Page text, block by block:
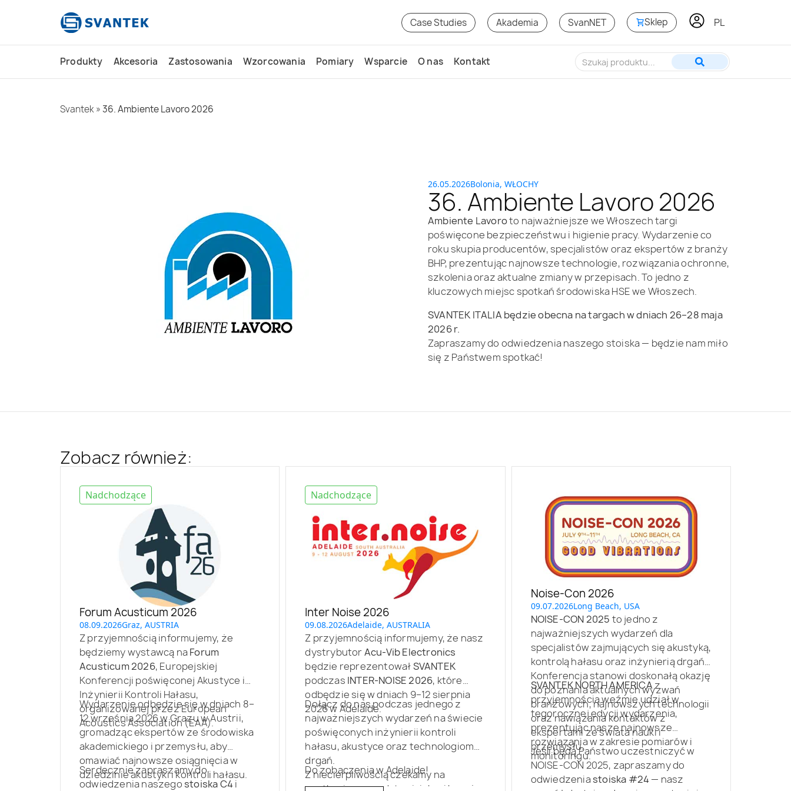
Case Studies Akademia SvanNET Sklep PL
EN
Produkty Akcesoria Zastosowania Wzorcowania Pomiary Wsparcie O nas Kontakt
Svantek»36. Ambiente Lavoro 2026
26.05.2026Bolonia, WŁOCHY
36. Ambiente Lavoro 2026
Ambiente Lavoroto najważniejsze we Włoszech targi
poświęcone bezpieczeństwu i higienie pracy. Wydarzenie co
roku skupia producentów, specjalistów oraz ekspertów z branży
BHP, prezentując najnowsze technologie, rozwiązania ochronne,
szkolenia oraz aktualne zmiany w przepisach. To jedno z
kluczowych miejsc spotkań środowiska HSE we Włoszech.
SVANTEK ITALIA będzie obecna na targach w dniach 26–28 maja
2026 r.
Zapraszamy do odwiedzenia naszego stoiska — będzie nam miło
się z Państwem spotkać!
Zobacz również:
Nadchodzące
Forum Acusticum 2026
08.09.2026Graz, AUSTRIA
Z przyjemnością informujemy, że
będziemy wystawcą naForum
Acusticum 2026, Europejskiej
Konferencji poświęconej Akustyce i
Inżynierii Kontroli Hałasu,
organizowanej przez European
Acoustics Association (EAA).
Wydarzenie odbędzie się w dniach 8–
12 września 2026 w Grazu w Austrii,
gromadząc ekspertów ze środowiska
akademickiego i przemysłu, aby
omawiać najnowsze osiągnięcia w
dziedzinie akustyki i kontroli hałasu.
Serdecznie zapraszamy do
odwiedzenia naszegostoiska C4 i
Nadchodzące
Inter Noise 2026
09.08.2026Adelaide, AUSTRALIA
Z przyjemnością informujemy, że nasz
dystrybutorAcu-Vib Electronics
będzie reprezentowałSVANTEK
podczas INTER-NOISE 2026, które
odbędzie się w dniach 9–12 sierpnia
2026 w Adelaide.
Dołącz do nas podczas jednego z
najważniejszych wydarzeń na świecie
poświęconych inżynierii kontroli
hałasu, akustyce oraz technologiom
drgań.
Z niecierpliwością czekamy na
Do zobaczenia w Adelaide!
Noise-Con 2026
09.07.2026Long Beach, USA
NOISE-CON 2025 to jedno z
najważniejszych wydarzeń dla
specjalistów zajmujących się akustyką,
kontrolą hałasu oraz inżynierią drgań.
Konferencja stanowi doskonałą okazję
do poznania aktualnych wyzwań
branżowych, najnowszych technologii
oraz nawiązania kontaktów z
ekspertami ze świata nauki i
przemysłu.
SVANTEK NORTH AMERICAz
przyjemnością weźmie udział w
tegorocznej edycji wydarzenia,
prezentując nasze najnowsze
rozwiązania w zakresie pomiarów i
monitoringu.
Jeśli będą Państwo uczestniczyć w
NOISE-CON 2025, zapraszamy do
odwiedzeniastoiska #24 — nasz